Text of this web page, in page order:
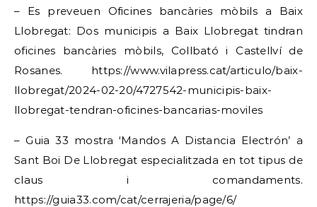
– Es preveuen Oficines bancàries mòbils a Baix
Llobregat: Dos municipis a Baix Llobregat tindran
oficines bancàries mòbils, Collbató i Castellví de
Rosanes. https://www.vilapress.cat/articulo/baix-
llobregat/2024-02-20/4727542-municipis-baix-
llobregat-tendran-oficines-bancarias-moviles
– Guia 33 mostra ‘Mandos A Distancia Electrón’ a
Sant Boi De Llobregat especialitzada en tot tipus de
claus i comandaments.
https://guia33.com/cat/cerrajeria/page/6/